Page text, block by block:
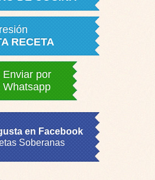
RECETA
Enviar por
Whatsapp
en Facebook
Soberanas